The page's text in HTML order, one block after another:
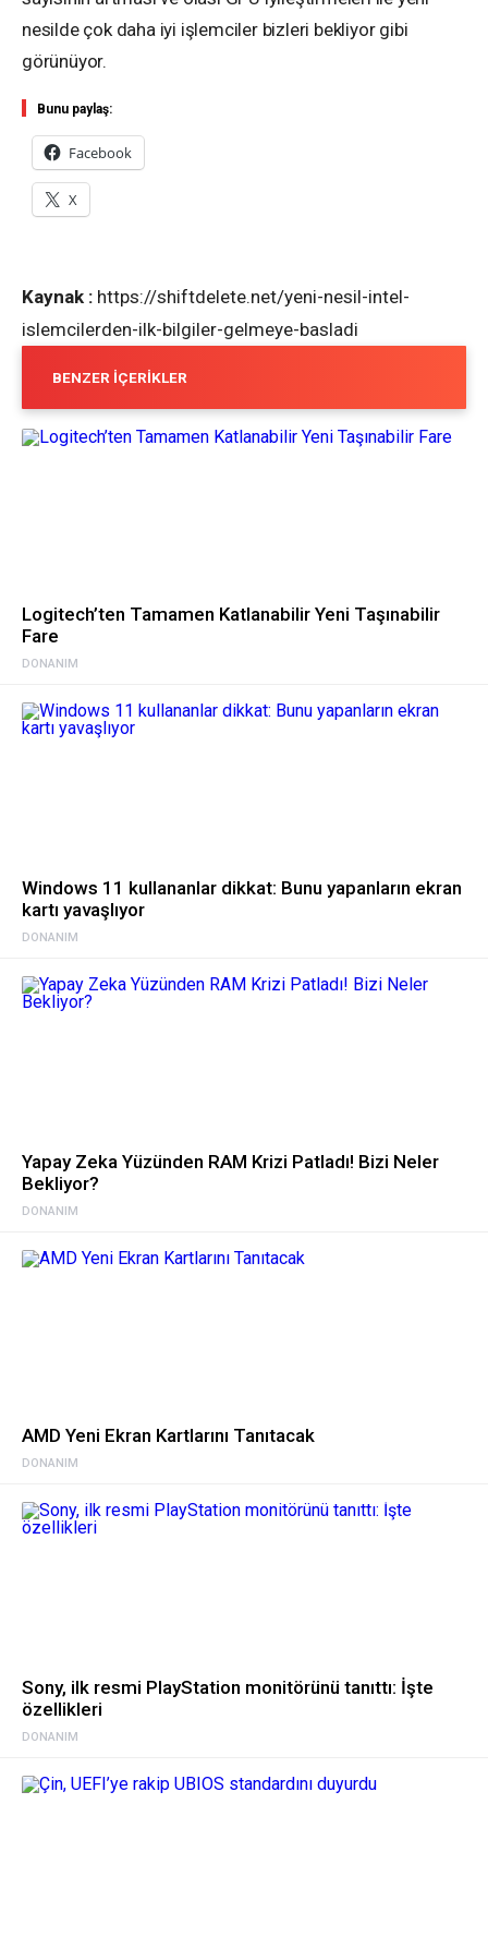
nesilde çok daha iyi işlemciler bizleri bekliyor gibi
görünüyor.
Bunu paylaş:
Facebook
X
Kaynak : https://shiftdelete.net/yeni-nesil-intel-
islemcilerden-ilk-bilgiler-gelmeye-basladi
BENZER İÇERIKLER
DONANIM
Logitech’ten Tamamen Katlanabilir Yeni Taşınabilir
Fare
DONANIM
Windows 11 kullananlar dikkat: Bunu yapanların ekran
kartı yavaşlıyor
DONANIM
Yapay Zeka Yüzünden RAM Krizi Patladı! Bizi Neler
Bekliyor?
DONANIM
AMD Yeni Ekran Kartlarını Tanıtacak
DONANIM
Sony, ilk resmi PlayStation monitörünü tanıttı: İşte
özellikleri